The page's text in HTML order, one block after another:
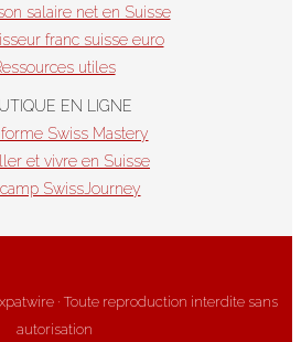
salaire net en Suisse
franc suisse euro
utiles
EN LIGNE
Swiss Mastery
et vivre en Suisse
SwissJourney
· Toute reproduction interdite sans
autorisation